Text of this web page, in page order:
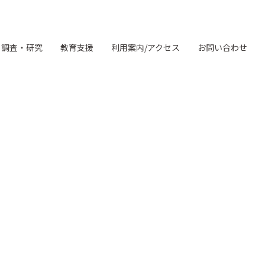
調査・研究 教育支援 利用案内/アクセス お問い合わせ